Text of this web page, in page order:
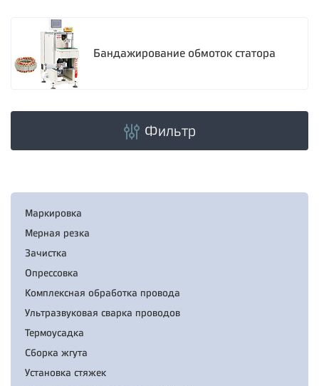
Бандажирование обмоток статора
Фильтр
Маркировка
Мерная резка
Зачистка
Опрессовка
Комплексная обработка провода
Ультразвуковая сварка проводов
Термоусадка
Сборка жгута
Установка стяжек